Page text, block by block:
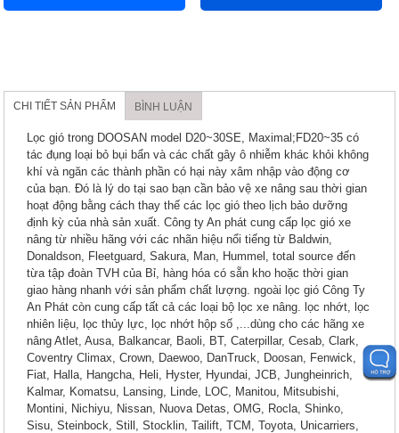
CHI TIẾT SẢN PHẨM BÌNH LUẬN
Lọc gió trong DOOSAN model D20~30SE, Maximal;FD20~35 có
tác đụng loại bỏ bụi bẩn và các chất gây ô nhiễm khác khỏi không
khí và ngăn các thành phần có hại này xâm nhập vào động cơ
của bạn. Đó là lý do tại sao bạn cần bảo vệ xe nâng sau thời gian
hoạt động bằng cách thay thế các lọc gió theo lịch bảo dưỡng
định kỳ của nhà sản xuất. Công ty An phát cung cấp lọc gió xe
nâng từ nhiều hãng với các nhãn hiệu nổi tiếng từ Baldwin,
Donaldson, Fleetguard, Sakura, Man, Hummel, total source đến
từa tập đoàn TVH của Bỉ, hàng hóa có sẵn kho hoặc thời gian
giao hàng nhanh với sản phẩm chất lượng. ngoài lọc gió Công Ty
An Phát còn cung cấp tất cả các loại bộ lọc xe nâng. lọc nhớt, lọc
nhiên liệu, lọc thủy lực, lọc nhớt hộp số ,...dùng cho các hãng xe
nâng Atlet, Ausa, Balkancar, Baoli, BT, Caterpillar, Cesab, Clark,
Coventry Climax, Crown, Daewoo, DanTruck, Doosan, Fenwick,
Fiat, Halla, Hangcha, Heli, Hyster, Hyundai, JCB, Jungheinrich,
Kalmar, Komatsu, Lansing, Linde, LOC, Manitou, Mitsubishi,
Montini, Nichiyu, Nissan, Nuova Detas, OMG, Rocla, Shinko,
Sisu, Steinbock, Still, Stocklin, Tailift, TCM, Toyota, Unicarriers,